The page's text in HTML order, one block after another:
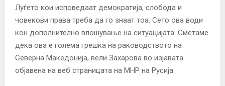
Луѓето кои исповедаат демократија, слобода и
човекови права треба да го знаат тоа. Сето ова води
кон дополнително влошување на ситуацијата. Сметаме
дека ова е голема грешка на раководството на
Северна Македонија, вели Захарова во изјавата
објавена на веб страницата на МНР на Русија.